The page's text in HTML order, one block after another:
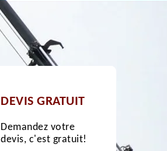
DEVIS GRATUIT
Demandez votre
devis, c'est gratuit!